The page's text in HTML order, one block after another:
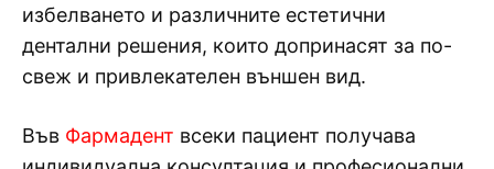
избелването и различните естетични
дентални решения, които допринасят за по-
свеж и привлекателен външен вид.
Във Фармадент всеки пациент получава